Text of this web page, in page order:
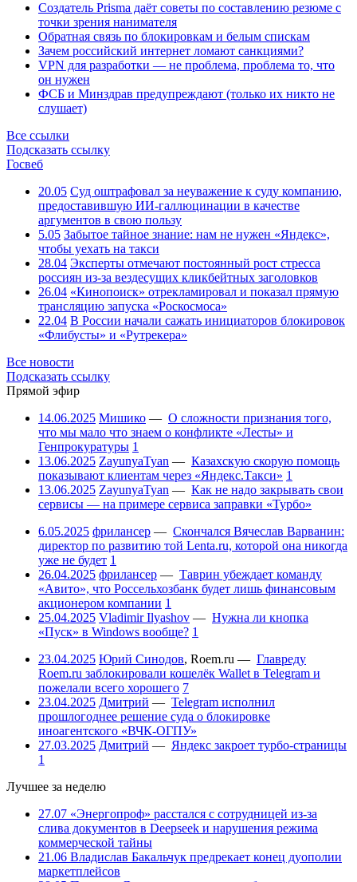
Создатель Prisma даёт советы по составлению резюме с
точки зрения нанимателя
Обратная связь по блокировкам и белым спискам
Зачем российский интернет ломают санкциями?
VPN для разработки — не проблема, проблема то, что
он нужен
ФСБ и Минздрав предупреждают (только их никто не
слушает)
Все ссылки
Подсказать ссылку
Госвеб
20.05 Суд оштрафовал за неуважение к суду компанию,
предоставившую ИИ-галлюцинации в качестве
аргументов в свою пользу
5.05 Забытое тайное знание: нам не нужен «Яндекс»,
чтобы уехать на такси
28.04 Эксперты отмечают постоянный рост стресса
россиян из-за вездесущих кликбейтных заголовков
26.04 «Кинопоиск» отрекламировал и показал прямую
трансляцию запуска «Роскосмоса»
22.04 В России начали сажать инициаторов блокировок
«Флибусты» и «Рутрекера»
Все новости
Подсказать ссылку
Прямой эфир
14.06.2025 Мишико — О сложности признания того,
что мы мало что знаем о конфликте «Лесты» и
Генпрокуратуры 1
13.06.2025 ZayunyaTyan — Казахскую скорую помощь
показывают клиентам через «Яндекс.Такси» 1
13.06.2025 ZayunyaTyan — Как не надо закрывать свои
сервисы — на примере сервиса заправки «Турбо»
6.05.2025 фрилансер — Скончался Вячеслав Варванин:
директор по развитию той Lenta.ru, которой она никогда
уже не будет 1
26.04.2025 фрилансер — Таврин убеждает команду
«Авито», что Россельхозбанк будет лишь финансовым
акционером компании 1
25.04.2025 Vladimir Ilyashov — Нужна ли кнопка
«Пуск» в Windows вообще? 1
23.04.2025 Юрий Синодов, Roem.ru — Главреду
Roem.ru заблокировали кошелёк Wallet в Telegram и
пожелали всего хорошего 7
23.04.2025 Дмитрий — Telegram исполнил
прошлогоднее решение суда о блокировке
иноагентского «ВЧК-ОГПУ»
27.03.2025 Дмитрий — Яндекс закроет турбо-страницы
1
Лучшее за неделю
27.07 «Энергопроф» расстался с сотрудницей из-за
слива документов в Deepseek и нарушения режима
коммерческой тайны
21.06 Владислав Бакальчук предрекает конец дуополии
маркетплейсов